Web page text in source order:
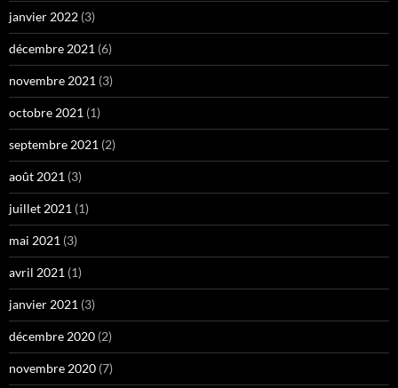
janvier 2022 (3)
décembre 2021 (6)
novembre 2021 (3)
octobre 2021 (1)
septembre 2021 (2)
août 2021 (3)
juillet 2021 (1)
mai 2021 (3)
avril 2021 (1)
janvier 2021 (3)
décembre 2020 (2)
novembre 2020 (7)